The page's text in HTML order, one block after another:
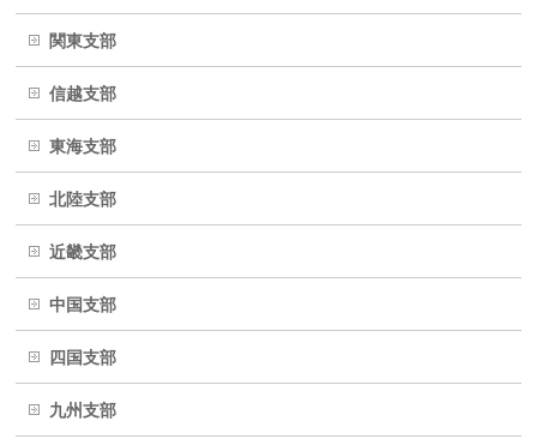
関東支部
信越支部
東海支部
北陸支部
近畿支部
中国支部
四国支部
九州支部